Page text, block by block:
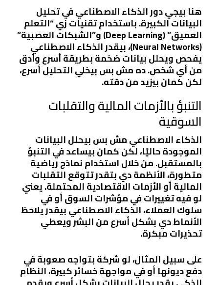
هنا بيجي دور الذكاء الاصطناعي في تحليل
البيانات الكبيرة. باستخدام تقنيات زي “التعلم
العميق” (Deep Learning) و”الشبكات العصبية”
(Neural Networks)، بيقدر الذكاء الاصطناعي
يفحص ويحلل بيانات ضخمة بطريقة أسرع وأدق
من أي شخص. ده مش بس بيخلي التحليل أسرع،
لكن كمان بيزيد من دقته.
التنبؤ بالأزمات المالية والتقلبات
السوقية
الذكاء الاصطناعي مش بس بيحلل البيانات
الموجودة حاليًا، لكن كمان بيساعد في التنبؤ
بالمستقبل. من خلال استخدام نماذج رياضية
متطورة، الأنظمة دي بتقدر تتوقع التقلبات
المالية أو الأزمات الاقتصادية المحتملة. يعني
لو فيه تغييرات في مؤشرات السوق أو في
سلوك العملاء، الذكاء الاصطناعي بيقدر يلاحظ
الأنماط دي بشكل أسرع من البشر ويعطي
تحذيرات مبكرة.
على سبيل المثال، لو شركة بتواجه صعوبة في
دفع ديونها أو في مواجهة خسائر كبيرة، النظام